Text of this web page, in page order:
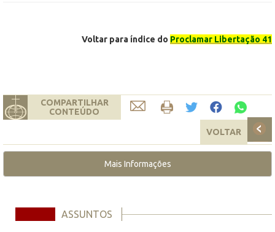
Voltar para índice do Proclamar Libertação 41
COMPARTILHAR
CONTEÚDO
VOLTAR
Mais Informações
ASSUNTOS